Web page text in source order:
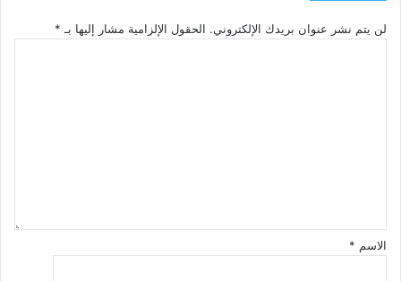
11
لن يتم نشر عنوان بريدك الإلكتروني. الحقول الإلزامية مشار إليها بـ *
الاسم *